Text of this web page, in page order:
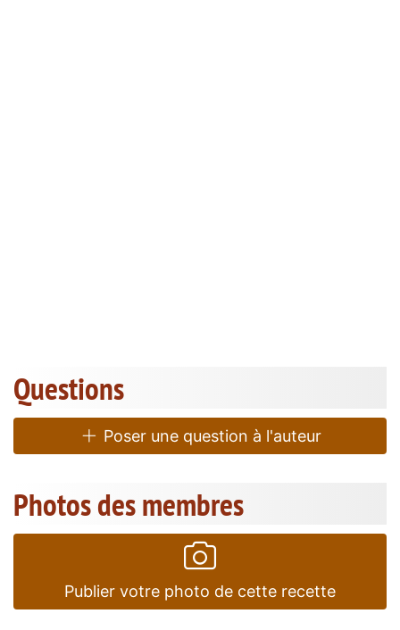
Questions
Poser une question à l'auteur
Photos des membres
Publier votre photo de cette recette